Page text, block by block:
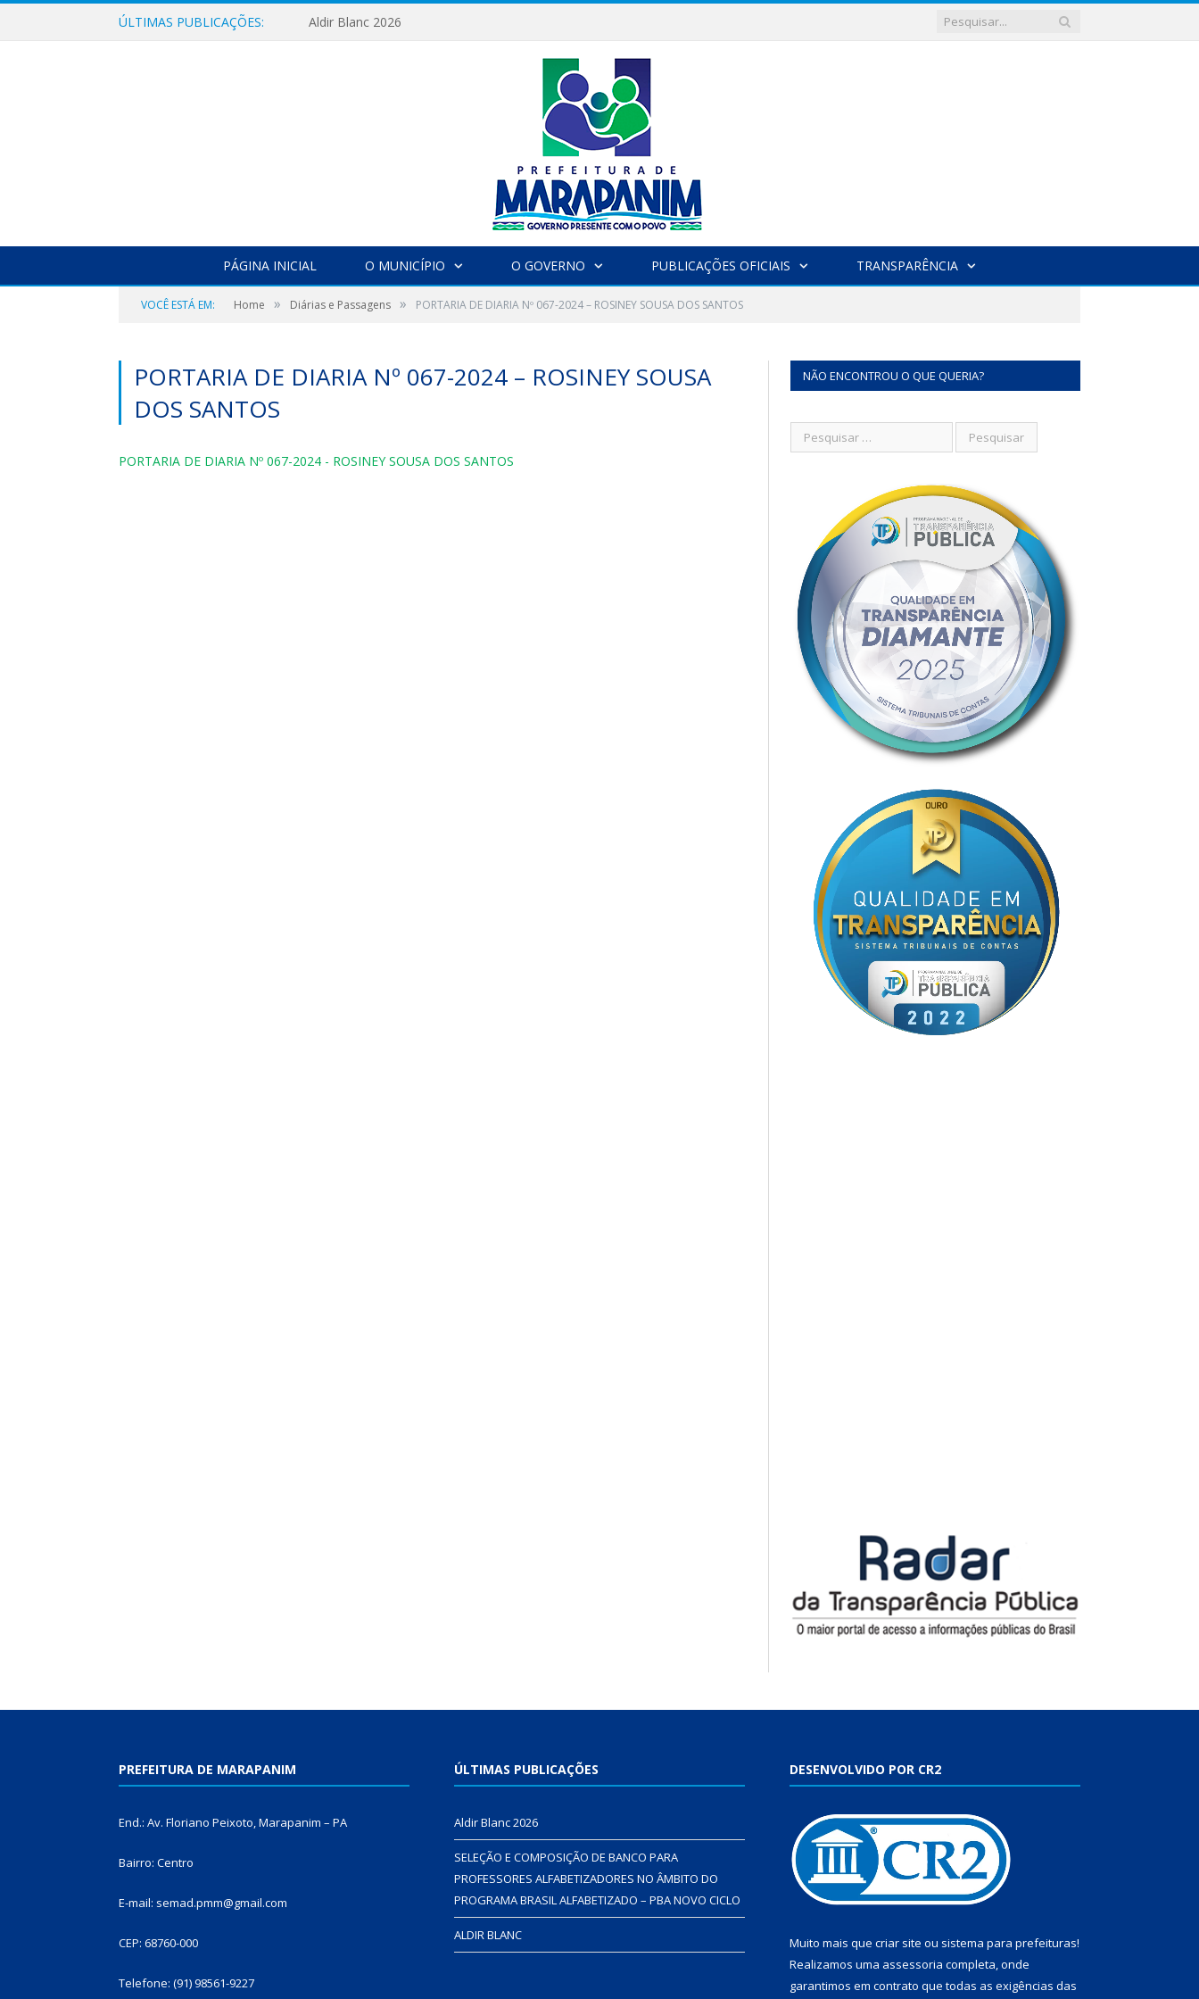
ÚLTIMAS PUBLICAÇÕES: Aldir Blanc 2026
PÁGINA INICIAL O MUNICÍPIO O GOVERNO PUBLICAÇÕES OFICIAIS TRANSPARÊNCIA
VOCÊ ESTÁ EM: Home » Diárias e Passagens » PORTARIA DE DIARIA Nº 067-2024 – ROSINEY SOUSA DOS SANTOS
PORTARIA DE DIARIA Nº 067-2024 – ROSINEY SOUSA
DOS SANTOS
PORTARIA DE DIARIA Nº 067-2024 - ROSINEY SOUSA DOS SANTOS
NÃO ENCONTROU O QUE QUERIA?
PREFEITURA DE MARAPANIM
End.: Av. Floriano Peixoto, Marapanim – PA
Bairro: Centro
E-mail: semad.pmm@gmail.com
CEP: 68760-000
Telefone: (91) 98561-9227
ÚLTIMAS PUBLICAÇÕES
Aldir Blanc 2026
SELEÇÃO E COMPOSIÇÃO DE BANCO PARA
PROFESSORES ALFABETIZADORES NO ÂMBITO DO
PROGRAMA BRASIL ALFABETIZADO – PBA NOVO CICLO
ALDIR BLANC
DESENVOLVIDO POR CR2
Muito mais que criar site ou sistema para prefeituras!
Realizamos uma assessoria completa, onde
garantimos em contrato que todas as exigências das